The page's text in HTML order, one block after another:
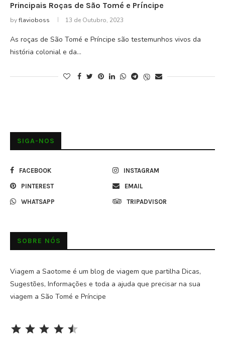
Principais Roças de São Tomé e Príncipe
byflavioboss 13 de Outubro, 2023
As roças de São Tomé e Príncipe são testemunhos vivos da
história colonial e da…
SIGA-NOS
FACEBOOK INSTAGRAM
PINTEREST EMAIL
WHATSAPP TRIPADVISOR
SOBRE NÓS
Viagem a Saotome é um blog de viagem que partilha Dicas,
Sugestões, Informações e toda a ajuda que precisar na sua
viagem a São Tomé e Príncipe
⭐⭐⭐ ⭐⭐